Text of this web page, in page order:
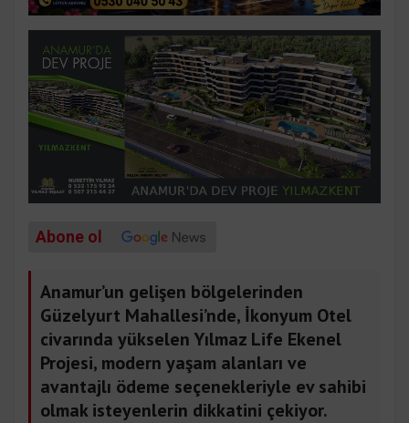
Abone ol
Anamur’un gelişen bölgelerinden
Güzelyurt Mahallesi’nde, İkonyum Otel
civarında yükselen Yılmaz Life Ekenel
Projesi, modern yaşam alanları ve
avantajlı ödeme seçenekleriyle ev sahibi
olmak isteyenlerin dikkatini çekiyor.